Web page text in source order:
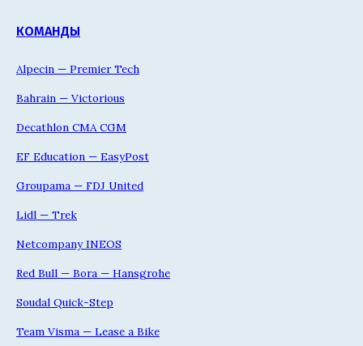
КОМАНДЫ
Alpecin — Premier Tech
Bahrain — Victorious
Decathlon CMA CGM
EF Education — EasyPost
Groupama — FDJ United
Lidl — Trek
Netcompany INEOS
Red Bull — Bora — Hansgrohe
Soudal Quick-Step
Team Visma — Lease a Bike